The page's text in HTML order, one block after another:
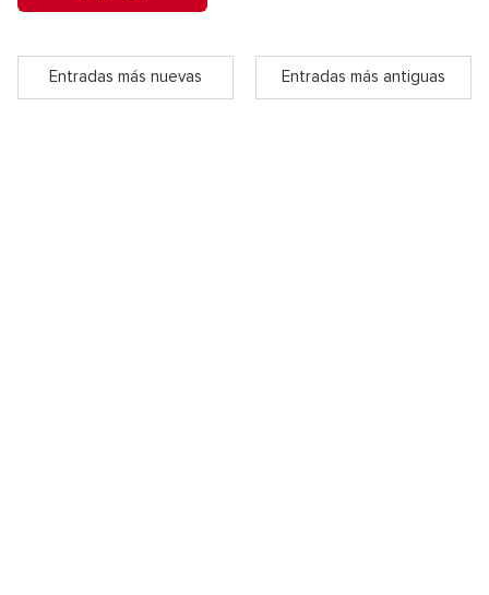
Entradas más nuevas Entradas más antiguas